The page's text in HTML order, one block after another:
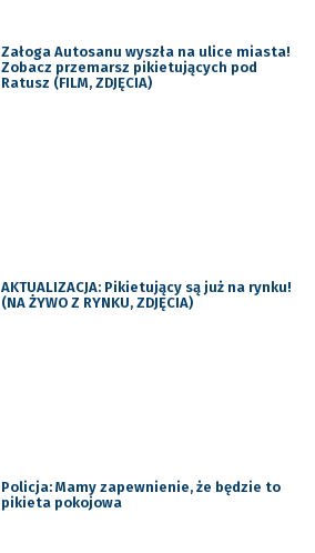
Załoga Autosanu wyszła na ulice miasta!
Zobacz przemarsz pikietujących pod
Ratusz (FILM, ZDJĘCIA)
AKTUALIZACJA: Pikietujący są już na rynku!
(NA ŻYWO Z RYNKU, ZDJĘCIA)
Policja: Mamy zapewnienie, że będzie to
pikieta pokojowa